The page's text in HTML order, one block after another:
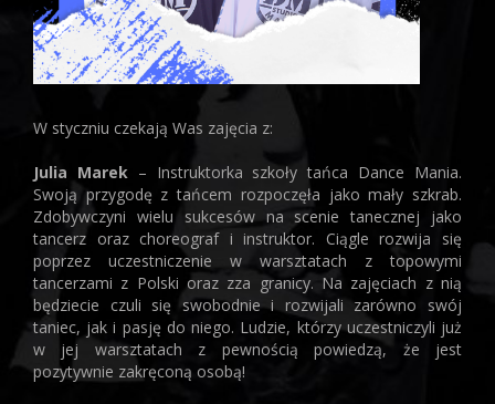
W styczniu czekają Was zajęcia z:
Julia Marek– Instruktorka szkoły tańca Dance Mania.
Swoją przygodę z tańcem rozpoczęła jako mały szkrab.
Zdobywczyni wielu sukcesów na scenie tanecznej jako
tancerz oraz choreograf i instruktor. Ciągle rozwija się
poprzez uczestniczenie w warsztatach z topowymi
tancerzami z Polski oraz zza granicy. Na zajęciach z nią
będziecie czuli się swobodnie i rozwijali zarówno swój
taniec, jak i pasję do niego. Ludzie, którzy uczestniczyli już
w jej warsztatach z pewnością powiedzą, że jest
pozytywnie zakręconą osobą!